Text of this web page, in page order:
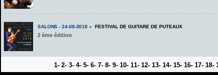
SALONS - 24-08-2018 » FESTIVAL DE GUITARE DE PUTEAUX
2 ème édition
1- 2- 3- 4- 5- 6- 7- 8- 9- 10- 11- 12- 13- 14- 15- 16- 17- 18-